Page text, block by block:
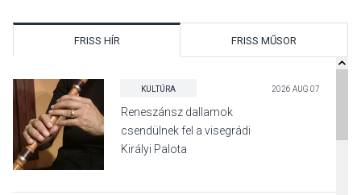
FRISS HÍR FRISS MŰSOR
KULTÚRA 2026 AUG 07
Reneszánsz dallamok
csendülnek fel a visegrádi
Királyi Palota